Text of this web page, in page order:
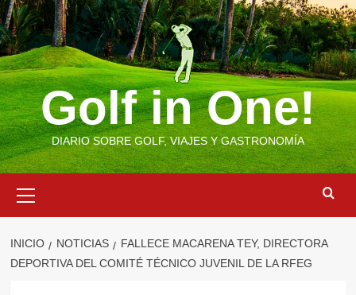
Saltar
al
contenido
Golf in One!
DIARIO SOBRE GOLF, VIAJES Y GASTRONOMÍA
primario
INICIO NOTICIAS
FALLECE MACARENA TEY, DIRECTORA
DEPORTIVA DEL COMITÉ TÉCNICO JUVENIL DE LA RFEG